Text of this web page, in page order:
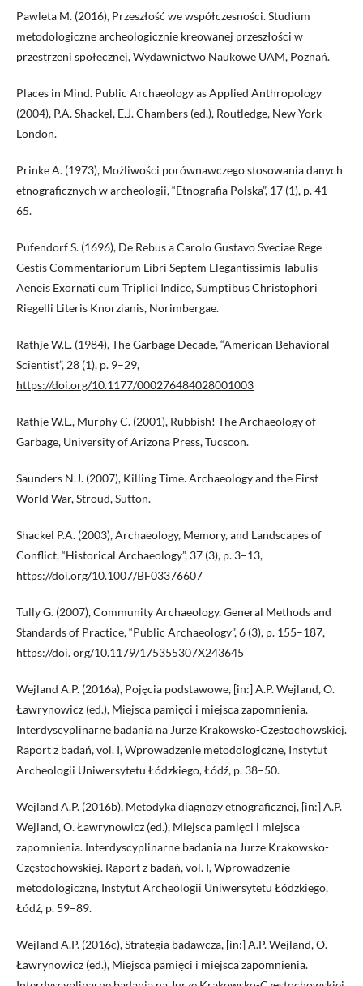
Pawleta M. (2016), Przeszłość we współczesności. Studium
metodologiczne archeologicznie kreowanej przeszłości w
przestrzeni społecznej, Wydawnictwo Naukowe UAM, Poznań.
Places in Mind. Public Archaeology as Applied Anthropology
(2004), P.A. Shackel, E.J. Chambers (ed.), Routledge, New York–
London.
Prinke A. (1973), Możliwości porównawczego stosowania danych
etnograficznych w archeologii, “Etnografia Polska”, 17 (1), p. 41–
65.
Pufendorf S. (1696), De Rebus a Carolo Gustavo Sveciae Rege
Gestis Commentariorum Libri Septem Elegantissimis Tabulis
Aeneis Exornati cum Triplici Indice, Sumptibus Christophori
Riegelli Literis Knorzianis, Norimbergae.
Rathje W.L. (1984), The Garbage Decade, “American Behavioral
Scientist”, 28 (1), p. 9–29,
https://doi.org/10.1177/000276484028001003
Rathje W.L., Murphy C. (2001), Rubbish! The Archaeology of
Garbage, University of Arizona Press, Tucscon.
Saunders N.J. (2007), Killing Time. Archaeology and the First
World War, Stroud, Sutton.
Shackel P.A. (2003), Archaeology, Memory, and Landscapes of
Conflict, “Historical Archaeology”, 37 (3), p. 3–13,
https://doi.org/10.1007/BF03376607
Tully G. (2007), Community Archaeology. General Methods and
Standards of Practice, “Public Archaeology”, 6 (3), p. 155–187,
https://doi. org/10.1179/175355307X243645
Wejland A.P. (2016a), Pojęcia podstawowe, [in:] A.P. Wejland, O.
Ławrynowicz (ed.), Miejsca pamięci i miejsca zapomnienia.
Interdyscyplinarne badania na Jurze Krakowsko-Częstochowskiej.
Raport z badań, vol. I, Wprowadzenie metodologiczne, Instytut
Archeologii Uniwersytetu Łódzkiego, Łódź, p. 38–50.
Wejland A.P. (2016b), Metodyka diagnozy etnograficznej, [in:] A.P.
Wejland, O. Ławrynowicz (ed.), Miejsca pamięci i miejsca
zapomnienia. Interdyscyplinarne badania na Jurze Krakowsko-
Częstochowskiej. Raport z badań, vol. I, Wprowadzenie
metodologiczne, Instytut Archeologii Uniwersytetu Łódzkiego,
Łódź, p. 59–89.
Wejland A.P. (2016c), Strategia badawcza, [in:] A.P. Wejland, O.
Ławrynowicz (ed.), Miejsca pamięci i miejsca zapomnienia.